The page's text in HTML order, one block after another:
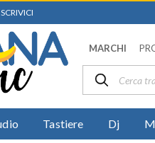
SCRIVICI
MARCHI
Tastiere Dj